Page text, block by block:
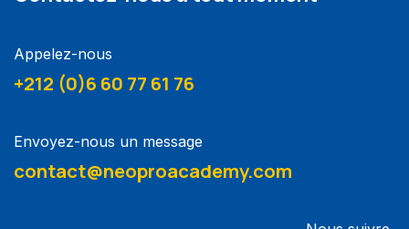
Appelez-nous
+212 (0)6 60 77 61 76
Envoyez-nous un message
contact@neoproacademy.com